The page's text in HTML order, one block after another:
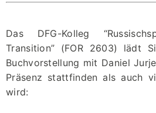
Publications
Journal for
Comparative
Cultural Studies
Book Series
“Neue Lyrik” –
Das DFG-Kolleg
Transition” (FOR 2603) lädt
Buchvorstellung mit Daniel
Präsenz stattfinden als auch
wird: